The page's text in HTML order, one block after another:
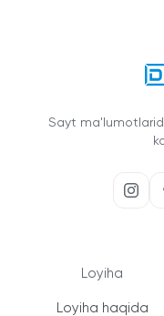
Sayt
Loyiha
Loyiha haqida